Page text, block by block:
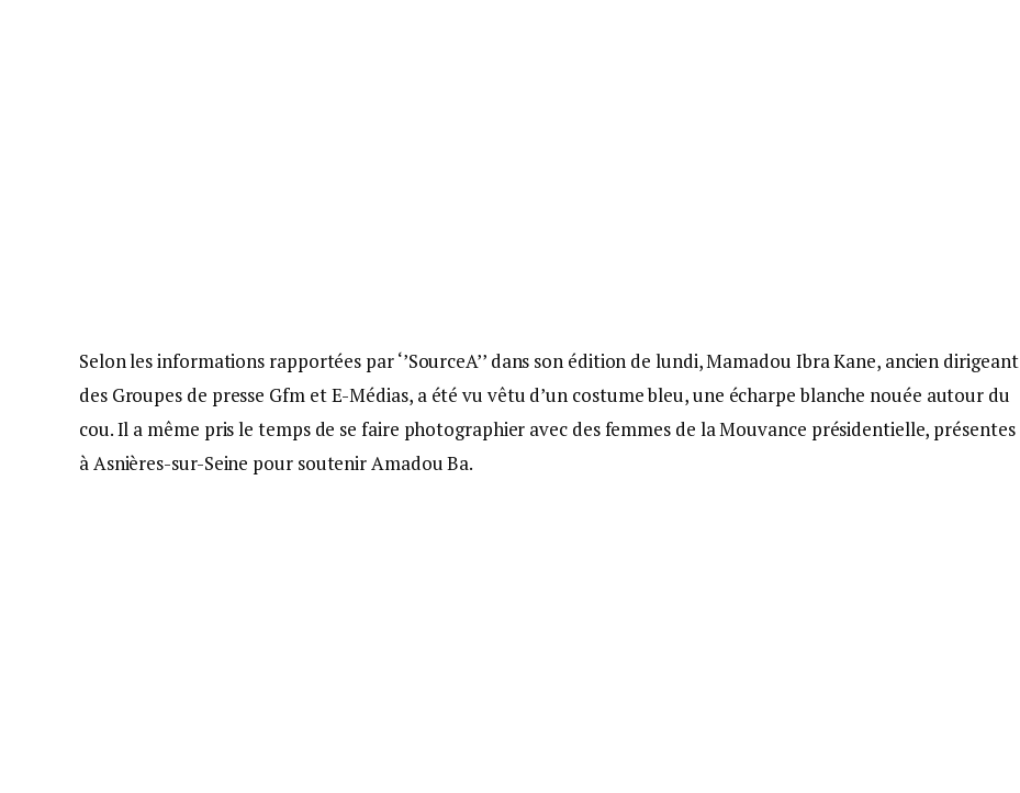
Selon les informations rapportées par ‘’SourceA’’ dans son édition de lundi, Mamadou Ibra Kane, ancien dirigeant
des Groupes de presse Gfm et E-Médias, a été vu vêtu d’un costume bleu, une écharpe blanche nouée autour du
cou. Il a même pris le temps de se faire photographier avec des femmes de la Mouvance présidentielle, présentes
à Asnières-sur-Seine pour soutenir Amadou Ba.